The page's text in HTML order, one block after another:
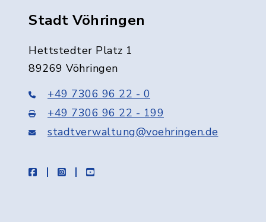
Stadt Vöhringen
Hettstedter Platz 1
89269 Vöhringen
+49 7306 96 22 - 0
+49 7306 96 22 - 199
stadtverwaltung@voehringen.de
facebookinstagramyoutube